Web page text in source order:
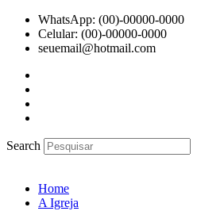
para
WhatsApp: (00)-00000-0000
Celular: (00)-00000-0000
seuemail@hotmail.com
Search
Home
A Igreja